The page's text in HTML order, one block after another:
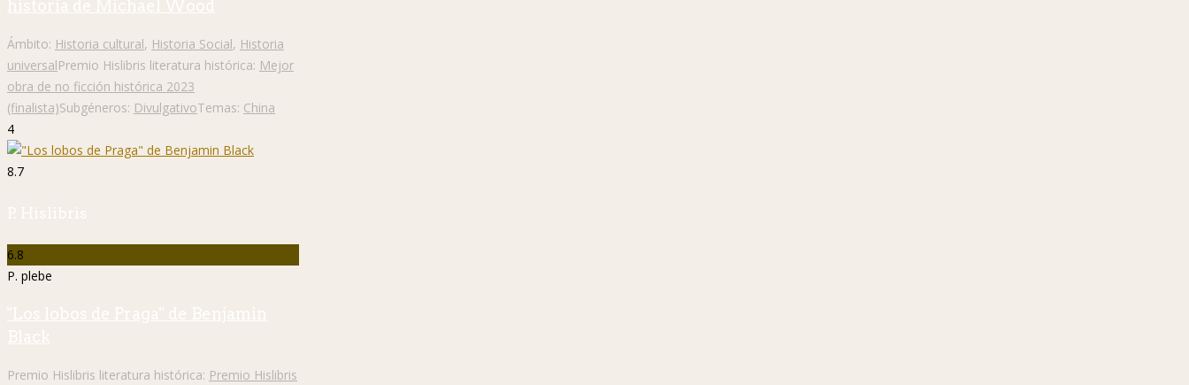
historia de Michael Wood
Ámbito: Historia cultural, Historia Social, Historia
universalPremio Hislibris literatura histórica: Mejor
obra de no ficción histórica 2023
(finalista)Subgéneros: DivulgativoTemas: China
4
8.7
P. Hislibris
6.8
P. plebe
"Los lobos de Praga" de Benjamin
Black
Premio Hislibris literatura histórica: Premio Hislibris